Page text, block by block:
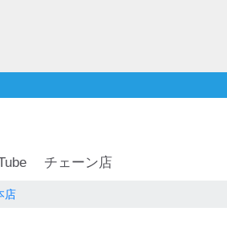
チェーン店
店